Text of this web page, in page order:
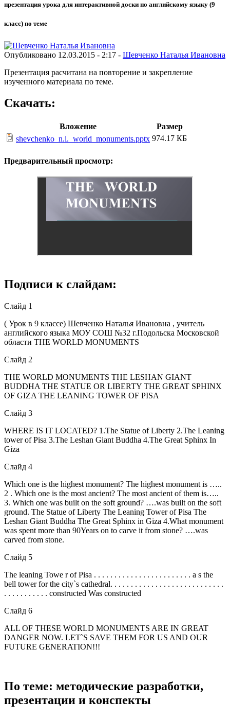
презентация урока для интерактивной доски по английскому языку (9
класс) по теме
Опубликовано 12.03.2015 - 2:17 - Шевченко Наталья Ивановна
Презентация расчитана на повторение и закрепление
изученного материала по теме.
Скачать:
Вложение
Размер
shevchenko_n.i._world_monuments.pptx 974.17 КБ
Предварительный просмотр:
Подписи к слайдам:
Слайд 1
( Урок в 9 классе) Шевченко Наталья Ивановна , учитель
английского языка МОУ СОШ №32 г.Подольска Московской
области THE WORLD MONUMENTS
Слайд 2
THE WORLD MONUMENTS THE LESHAN GIANT
BUDDHA THE STATUE OR LIBERTY THE GREAT SPHINX
OF GIZA THE LEANING TOWER OF PISA
Слайд 3
WHERE IS IT LOCATED? 1.The Statue of Liberty 2.The Leaning
tower of Pisa 3.The Leshan Giant Buddha 4.The Great Sphinx In
Giza
Слайд 4
Which one is the highest monument? The highest monument is …..
2 . Which one is the most ancient? The most ancient of them is…..
3. Which one was built on the soft ground? ….was built on the soft
ground. The Statue of Liberty The Leaning Tower of Pisa The
Leshan Giant Buddha The Great Sphinx in Giza 4.What monument
was spent more than 90Years on to carve it from stone? ….was
carved from stone.
Слайд 5
The leaning Towe r of Pisa . . . . . . . . . . . . . . . . . . . . . . . . a s the
bell tower for the city`s cathedral. . . . . . . . . . . . . . . . . . . . . . . . . . . .
. . . . . . . . . . . constructed Was constructed
Слайд 6
ALL OF THESE WORLD MONUMENTS ARE IN GREAT
DANGER NOW. LET`S SAVE THEM FOR US AND OUR
FUTURE GENERATION!!!
По теме: методические разработки,
презентации и конспекты